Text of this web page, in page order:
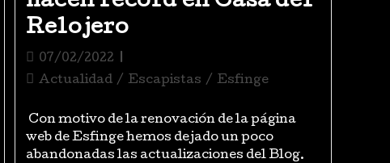
Relojero
07/02/2022
Actualidad / Escapistas / Esfinge
Con motivo de la renovación de la página
web de Esfinge hemos dejado un poco
abandonadas las actualizaciones del Blog.